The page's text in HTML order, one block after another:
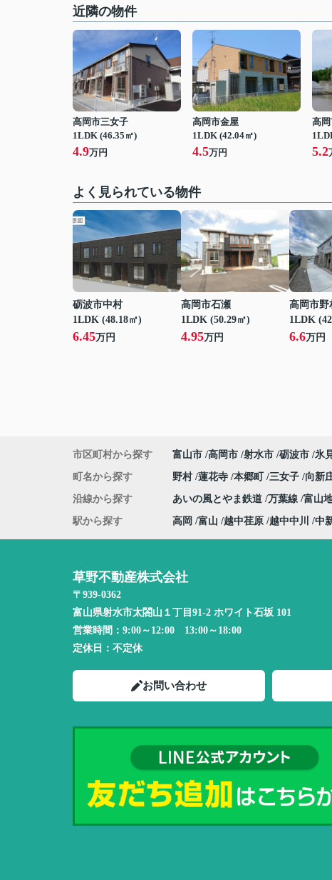
近隣の物件
高岡市三女子
1LDK (46.35㎡)
4.9万円
高岡市金屋
1LDK (42.04㎡)
4.5万円
高
5.2
よく見られている物件
砺波市中村
1LDK (48.18㎡)
6.45万円
高岡市石瀬
1LDK (50.29㎡)
4.95万円
高岡市野
1LDK
6.6万円
市区町村から探す 富山市 高岡市 射水市 砺波市 氷
町名から探す 野村 蓮花寺 本郷町 三女子 向新
沿線から探す あいの風とやま鉄道 万葉線 富山
駅から探す 高岡 富山 越中荏原 越中中川 中
草野不動産株式会社
〒939-0362
富山県射水市太閤山１丁目91-2 ホワイト石坂 101
営業時間： 9:00～12:00 13:00～18:00
定休日： 不定休
お問い合わせ